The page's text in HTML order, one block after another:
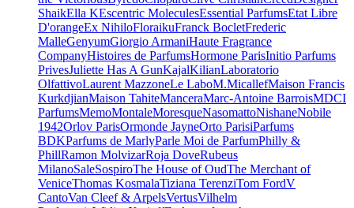
ShaikElla KEscentric MoleculesEssential ParfumsEtat Libre
D'orangeEx NihiloFloraikuFranck BocletFrederic
MalleGenyumGiorgio ArmaniHaute Fragrance
CompanyHistoires de ParfumsHormone ParisInitio Parfums
PrivesJuliette Has A GunKajalKilianLaboratorio
OlfattivoLaurent MazzoneLe LaboM.MicallefMaison Francis
KurkdjianMaison TahiteManceraMarc-Antoine BarroisMDCI
ParfumsMemoMontaleMoresqueNasomattoNishaneNobile
1942Orlov ParisOrmonde JayneOrto ParisiParfums
BDKParfums de MarlyParle Moi de ParfumPhilly &
PhillRamon MolvizarRoja DoveRubeus
MilanoSaleSospiroThe House of OudThe Merchant of
VeniceThomas KosmalaTiziana TerenziTom FordV
CantoVan Cleef & ArpelsVertusVilhelm